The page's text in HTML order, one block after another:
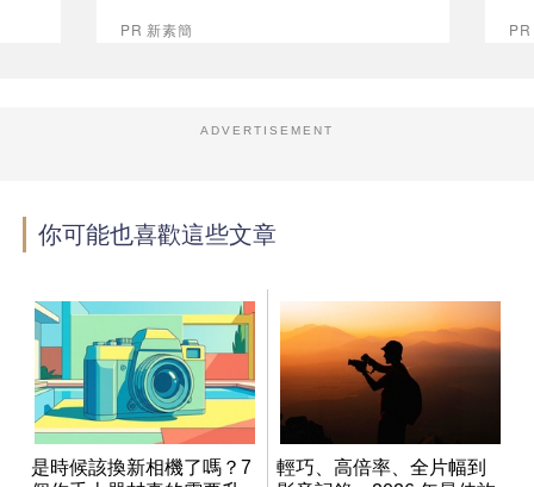
PR 新素簡
ADVERTISEMENT
你可能也喜歡這些文章
是時候該換新相機了嗎？7
輕巧、高倍率、全片幅到